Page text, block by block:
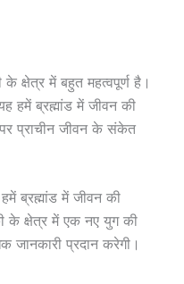
के क्षेत्र में बहुत महत्वपूर्ण है।
हमें ब्रह्मांड में जीवन की
प्राचीन जीवन के संकेत
ब्रह्मांड में जीवन की
के क्षेत्र में एक नए युग की
प्रदान करेगी।